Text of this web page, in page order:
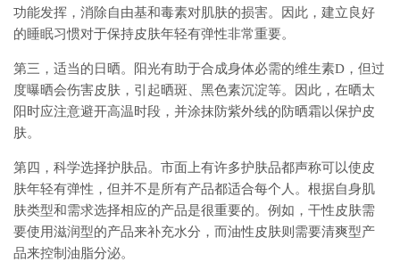
功能发挥，消除自由基和毒素对肌肤的损害。因此，建立良好
的睡眠习惯对于保持皮肤年轻有弹性非常重要。
第三，适当的日晒。阳光有助于合成身体必需的维生素D，但过
度曝晒会伤害皮肤，引起晒斑、黑色素沉淀等。因此，在晒太
阳时应注意避开高温时段，并涂抹防紫外线的防晒霜以保护皮
肤。
第四，科学选择护肤品。市面上有许多护肤品都声称可以使皮
肤年轻有弹性，但并不是所有产品都适合每个人。根据自身肌
肤类型和需求选择相应的产品是很重要的。例如，干性皮肤需
要使用滋润型的产品来补充水分，而油性皮肤则需要清爽型产
品来控制油脂分泌。